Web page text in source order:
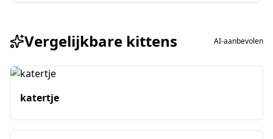
Vergelijkbare kittens AI-aanbevolen
katertje